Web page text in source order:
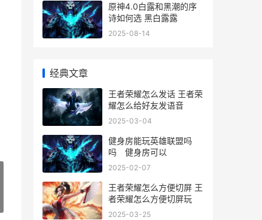
原神4.0白露和黑潮的序
诗如何选 黑白露露
2025-08-14
经典文章
王者荣耀怎么发话 王者荣
耀怎么给好友发语音
2025-03-04
健身房能玩英雄联盟吗
吗 健身房可以
2025-02-07
王者荣耀怎么方便切屏 王
者荣耀怎么方便切屏玩
2025-03-25